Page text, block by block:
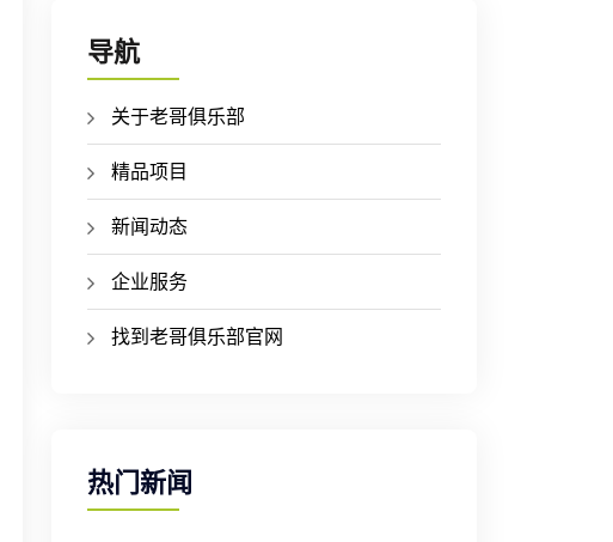
导航
关于老哥俱乐部
精品项目
新闻动态
企业服务
找到老哥俱乐部官网
热门新闻